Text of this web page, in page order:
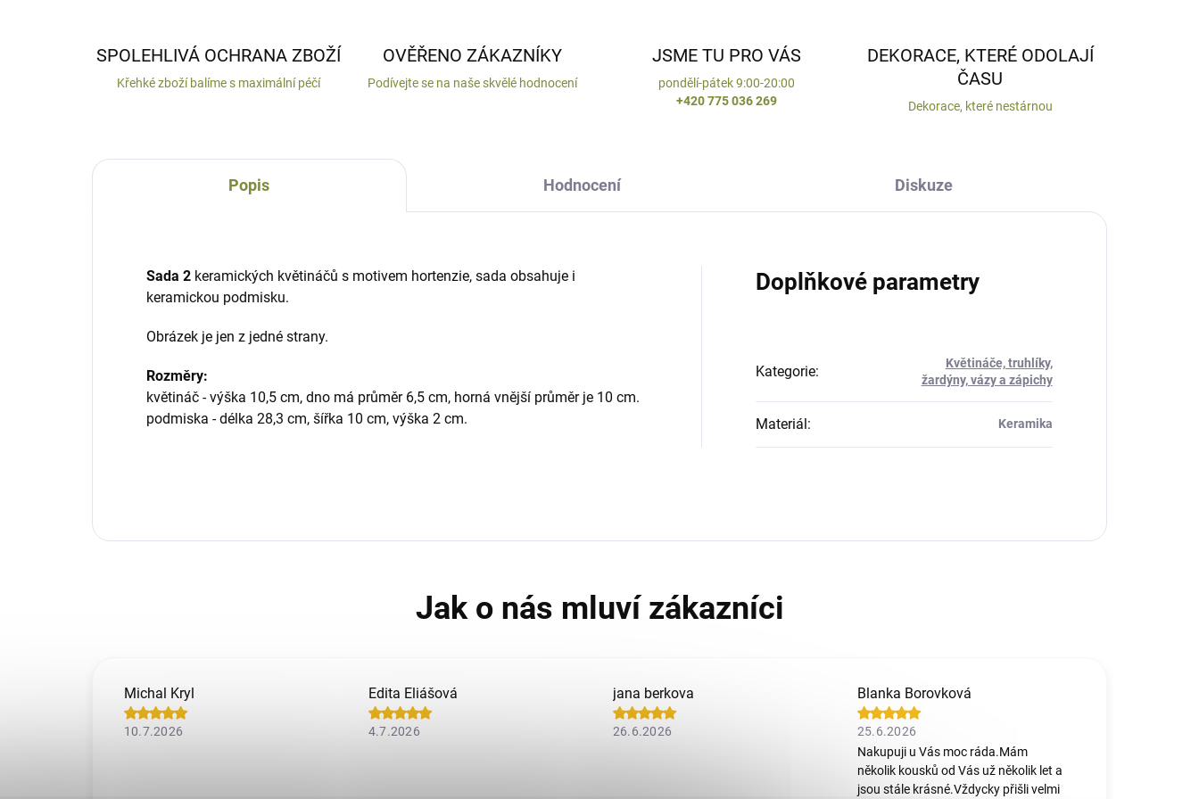
SPOLEHLIVÁ OCHRANA ZBOŽÍ
Křehké zboží balíme s maximální péčí
OVĚŘENO ZÁKAZNÍKY
Podívejte se na naše skvělé hodnocení
JSME TU PRO VÁS
pondělí-pátek 9:00-20:00
+420 775 036 269
DEKORACE, KTERÉ ODOLAJÍ
ČASU
Dekorace, které nestárnou
Popis Hodnocení Diskuze
Sada 2 keramických květináčů s motivem hortenzie, sada obsahuje i
keramickou podmisku.
Obrázek je jen z jedné strany.
Rozměry:
květináč - výška 10,5 cm, dno má průměr 6,5 cm, horná vnější průměr je 10 cm.
podmiska - délka 28,3 cm, šířka 10 cm, výška 2 cm.
Doplňkové parametry
Kategorie:
Květináče, truhlíky,
žardýny, vázy a zápichy
Materiál : Keramika
Michal Kryl
10.7.2026
Edita Eliášová
4.7.2026
jana berkova
26.6.2026
Blanka Borovková
25.6.2026
Nakupuji u Vás moc ráda.Mám
několik kousků od Vás už několik let a
jsou stále krásné.Vždycky přišli velmi